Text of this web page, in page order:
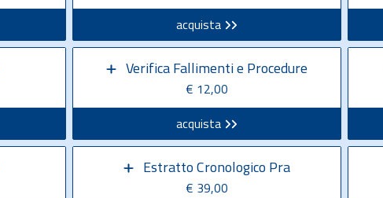
acquista
Verifica Fallimenti e Procedure
€ 12,00
acquista
Estratto Cronologico Pra
€ 39,00